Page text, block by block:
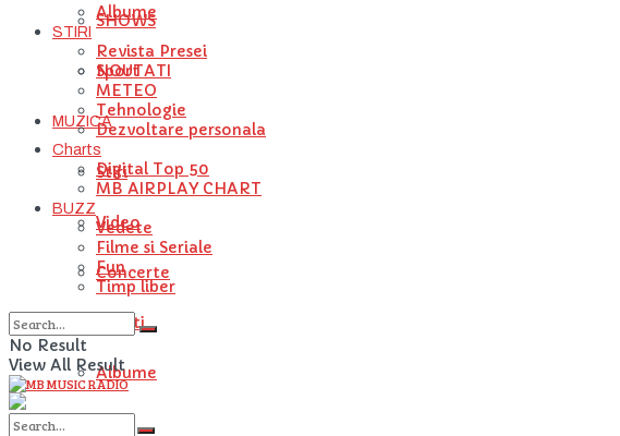
SHOWS
NOUTATI
MUZICA
Stiri
Video
Concerte
Artisti
Albume
STIRI
Albume
STIRI
Revista Presei
Sport
METEO
Tehnologie
Dezvoltare personala
Charts
Digital Top 50
MB AIRPLAY CHART
BUZZ
Vedete
Filme si Seriale
Fun
Timp liber
No Result
View All Result